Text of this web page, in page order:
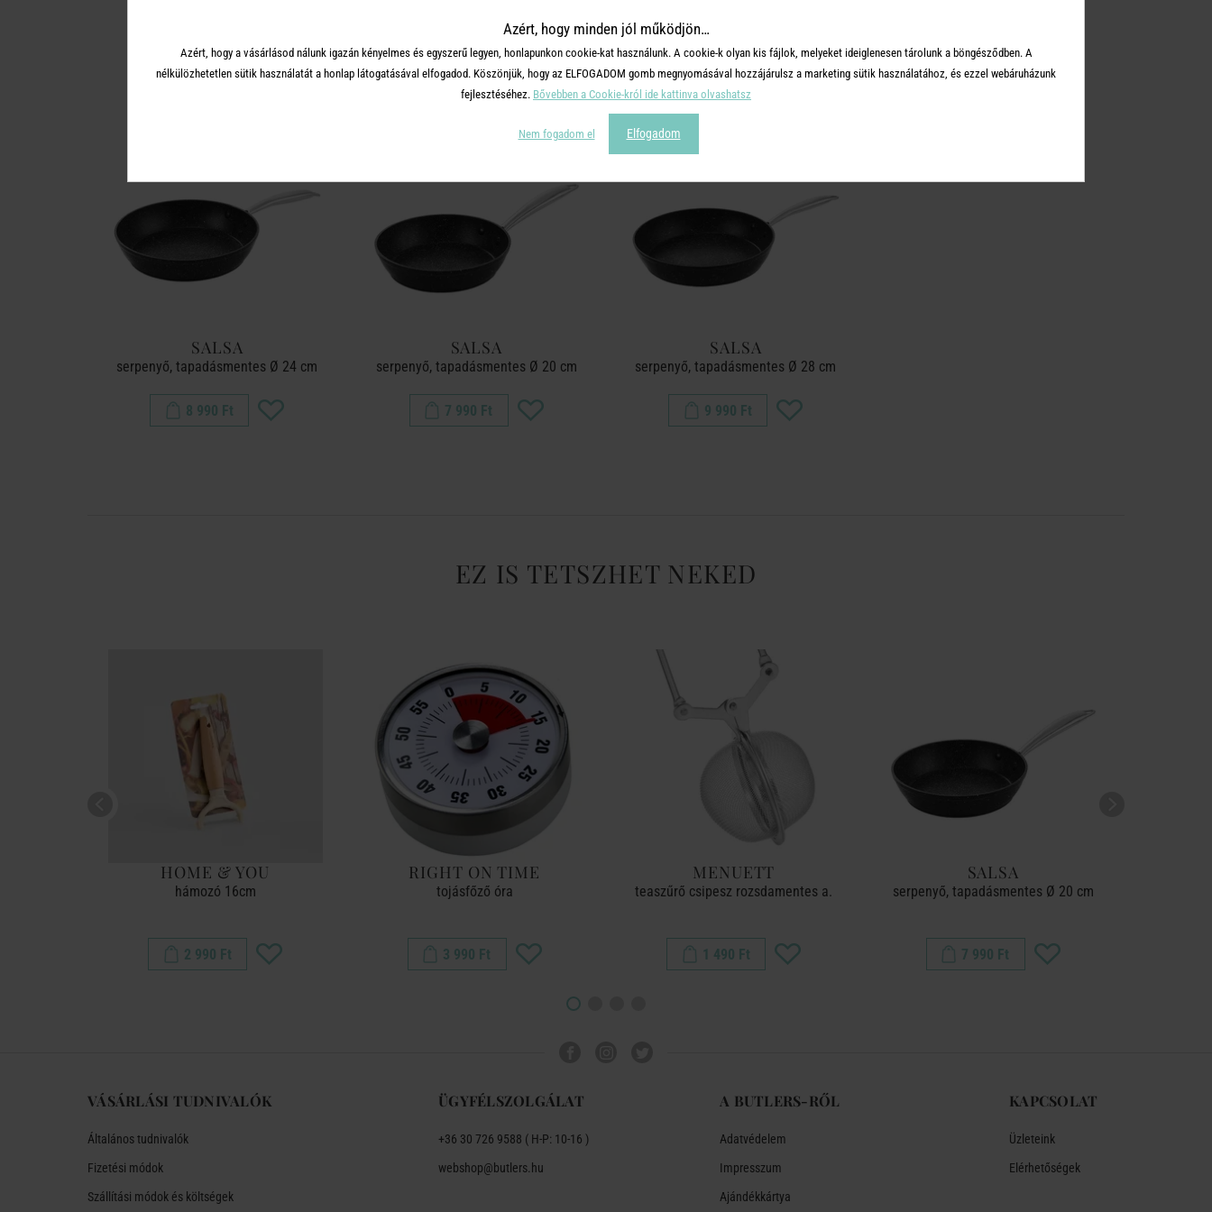
A TERMÉKCSALÁD TOVÁBBI TERMÉKEI
SALSA
serpenyő, tapadásmentes Ø 24 cm
8 990 Ft
SALSA
serpenyő, tapadásmentes Ø 20 cm
7 990 Ft
SALSA
serpenyő, tapadásmentes Ø 28 cm
9 990 Ft
EZ IS TETSZHET NEKED
HOME & YOU
hámozó 16cm
2 990 Ft
RIGHT ON TIME
tojásfőző óra
3 990 Ft
MENUETT
teaszűrő csipesz rozsdamentes a.
1 490 Ft
SALSA
serpenyő, tapadásmentes Ø 20 cm
7 990 Ft
VÁSÁRLÁSI TUDNIVALÓK
Általános tudnivalók
Fizetési módok
Szállítási módok és költségek
ÜGYFÉLSZOLGÁLAT
+36 30 726 9588 ( H-P: 10-16 )
webshop@butlers.hu
A BUTLERS-RŐL
Adatvédelem
Impresszum
Ajándékkártya
KAPCSOLAT
Üzleteink
Elérhetőségek
Azért, hogy minden jól működjön…
Azért, hogy a vásárlásod nálunk igazán kényelmes és egyszerű legyen, honlapunkon cookie-kat használunk. A cookie-k olyan kis fájlok, melyeket ideiglenesen tárolunk a böngésződben. A
nélkülözhetetlen sütik használatát a honlap látogatásával elfogadod. Köszönjük, hogy az ELFOGADOM gomb megnyomásával hozzájárulsz a marketing sütik használatához, és ezzel webáruházunk
fejlesztéséhez. Bővebben a Cookie-król ide kattinva olvashatsz
Nem fogadom el Elfogadom